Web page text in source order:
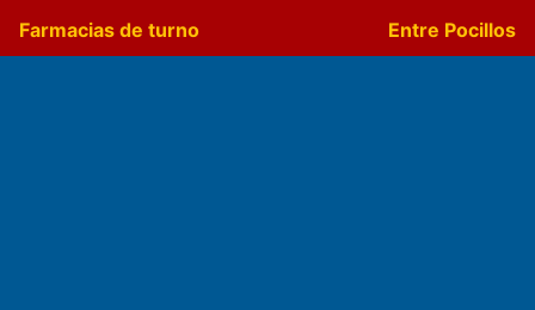
Farmacias de turno
Entre Pocillos